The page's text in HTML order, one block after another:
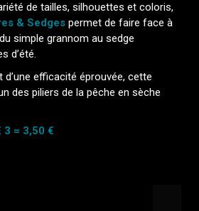
de tailles, silhouettes et coloris,
& Sedges permet de faire face à
simple grannom au sedge
d’été.
d’une efficacité éprouvée, cette
des piliers de la pêche en sèche
3 = 3,50 €